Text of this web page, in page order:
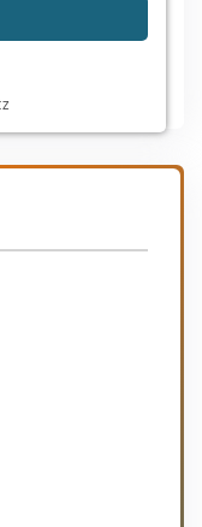
FS24 und FW24
Funktion der
des Benutzers